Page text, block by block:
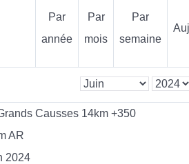
Par
année
Par
mois
Par
semaine
Causses 14km +350
AR
2024